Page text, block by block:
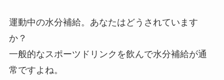
運動中の水分補給。あなたはどうされています
か？
一般的なスポーツドリンクを飲んで水分補給が通
常ですよね。